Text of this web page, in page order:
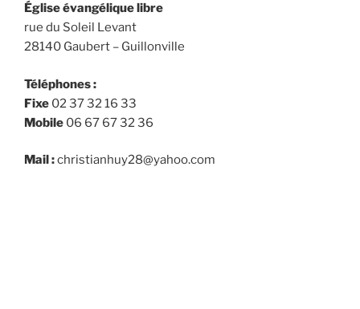
Église évangélique libre
rue du Soleil Levant
28140 Gaubert – Guillonville
Téléphones :
Fixe 02 37 32 16 33
Mobile 06 67 67 32 36
Mail :christianhuy28@yahoo.com